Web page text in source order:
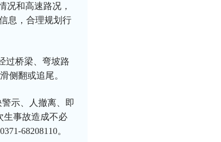
况和高速路况，
息，合理规划行
过桥梁、弯坡路
侧翻或追尾。
示、人撤离、即
生事故造成不必
68208110。